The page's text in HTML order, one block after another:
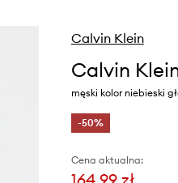
Calvin Klein
Calvin
męski kolor niebieski
-50%
Cena aktualna: